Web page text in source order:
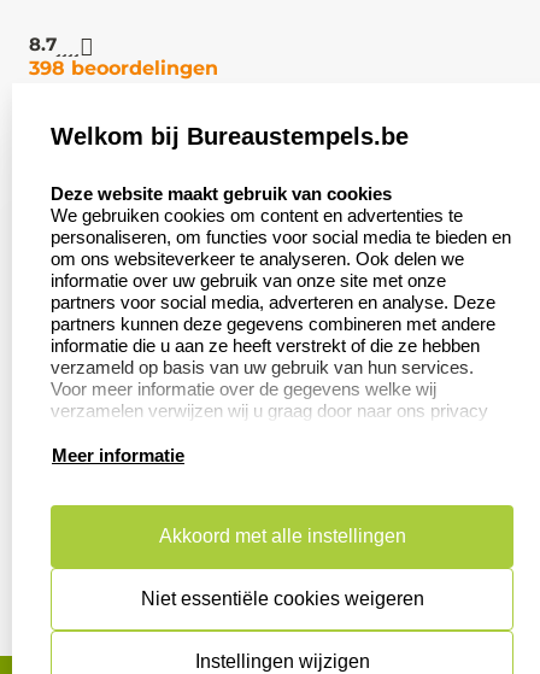
8.7
398 beoordelingen
Klantenservice:
Contact
Veel gestelde vragen
Retourneren
Herroepingsrecht
Zakelijk:
Aanvraag op maat
Wederverkoper
worden
Betaling &
Verzending
Productinformatie:
Aanleverspecificaties
Instructie voor
Safety Sheets
Sitemap
algemene voorwaarden
disclaimer
Welkom bij Bureaustempels.be
Deze website maakt gebruik van cookies
We gebruiken cookies om content en advertenties te
personaliseren, om functies voor social media te bieden en
om ons websiteverkeer te analyseren. Ook delen we
informatie over uw gebruik van onze site met onze
partners voor social media, adverteren en analyse. Deze
partners kunnen deze gegevens combineren met andere
informatie die u aan ze heeft verstrekt of die ze hebben
verzameld op basis van uw gebruik van hun services.
Voor meer informatie over de gegevens welke wij
verzamelen verwijzen wij u graag door naar ons privacy
Meer informatie
Akkoord met alle instellingen
Niet essentiële cookies weigeren
Instellingen wijzigen